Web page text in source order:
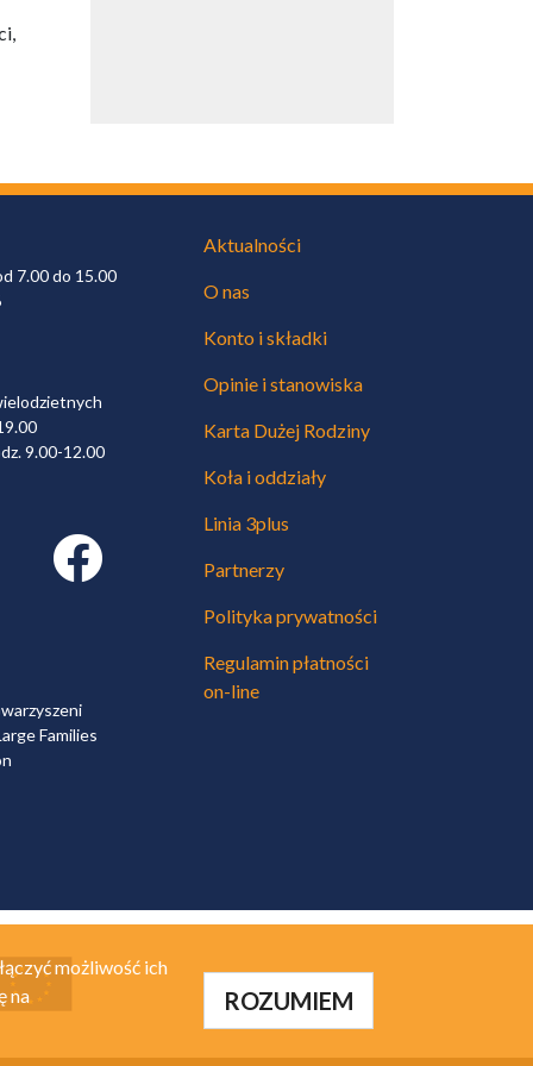
7.00 do 15.00
9.00-12.00
Facebook link
Families
Aktualności
O nas
Konto i składki
Opinie i stanowiska
Karta Dużej Rodziny
Koła i oddziały
Linia 3plus
Partnerzy
Polityka prywatności
Regulamin płatności
on-line
możliwość ich
na
ROZUMIEM